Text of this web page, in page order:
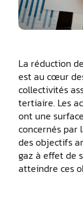
La réduction
est au cœur
collectivités
tertiaire. Les
ont une
concernés par
des objectifs
gaz à effet de
atteindre ces